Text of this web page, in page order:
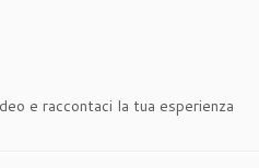
e raccontaci la tua esperienza